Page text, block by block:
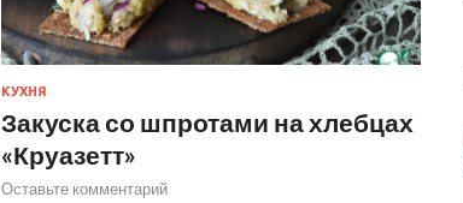
КУХНЯ
Закуска со шпротами на хлебцах
«Круазетт»
Оставьте комментарий